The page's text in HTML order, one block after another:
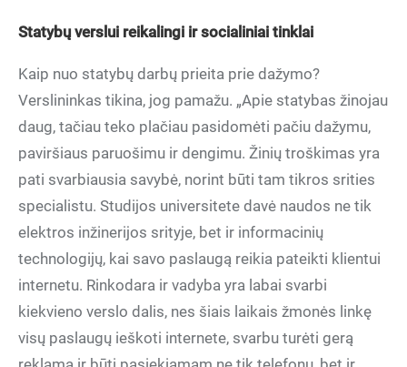
Statybų verslui reikalingi ir socialiniai tinklai
Kaip nuo statybų darbų prieita prie dažymo?
Verslininkas tikina, jog pamažu. „Apie statybas žinojau
daug, tačiau teko plačiau pasidomėti pačiu dažymu,
paviršiaus paruošimu ir dengimu. Žinių troškimas yra
pati svarbiausia savybė, norint būti tam tikros srities
specialistu. Studijos universitete davė naudos ne tik
elektros inžinerijos srityje, bet ir informacinių
technologijų, kai savo paslaugą reikia pateikti klientui
internetu. Rinkodara ir vadyba yra labai svarbi
kiekvieno verslo dalis, nes šiais laikais žmonės linkę
visų paslaugų ieškoti internete, svarbu turėti gerą